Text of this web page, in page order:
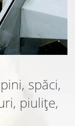
spăci,
piulițe,